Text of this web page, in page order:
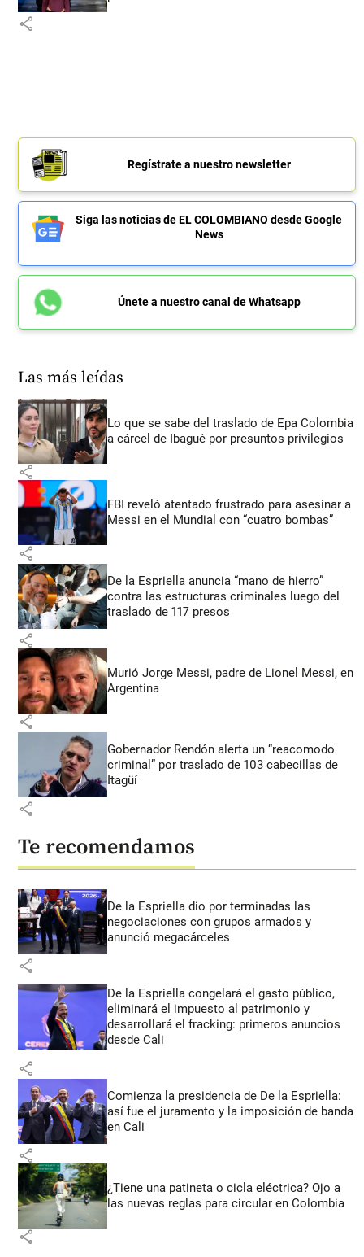
share
Regístrate a nuestro newsletter
Siga las noticias de EL COLOMBIANO desde Google
News
Únete a nuestro canal de Whatsapp
Las más leídas
Lo que se sabe del traslado de Epa Colombia
a cárcel de Ibagué por presuntos privilegios
share
FBI reveló atentado frustrado para asesinar a
Messi en el Mundial con “cuatro bombas”
share
De la Espriella anuncia “mano de hierro”
contra las estructuras criminales luego del
traslado de 117 presos
share
Murió Jorge Messi, padre de Lionel Messi, en
Argentina
share
Gobernador Rendón alerta un “reacomodo
criminal” por traslado de 103 cabecillas de
Itagüí
share
Te recomendamos
De la Espriella dio por terminadas las
negociaciones con grupos armados y
anunció megacárceles
share
De la Espriella congelará el gasto público,
eliminará el impuesto al patrimonio y
desarrollará el fracking: primeros anuncios
desde Cali
share
Comienza la presidencia de De la Espriella:
así fue el juramento y la imposición de banda
en Cali
share
¿Tiene una patineta o cicla eléctrica? Ojo a
las nuevas reglas para circular en Colombia
share